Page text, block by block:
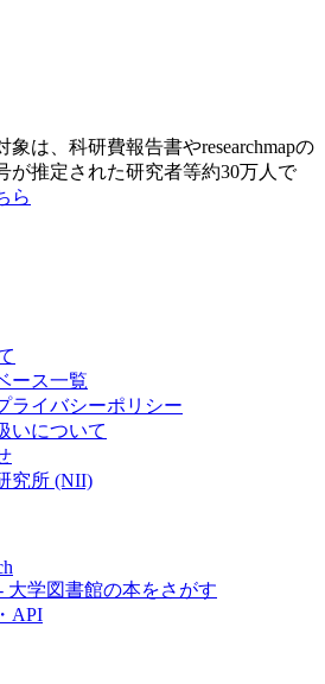
は、科研費報告書やresearchmapの
が推定された研究者等約30万人で
ら
ース一覧
ライバシーポリシー
いについて
究所 (NII)
大学図書館の本をさがす
API